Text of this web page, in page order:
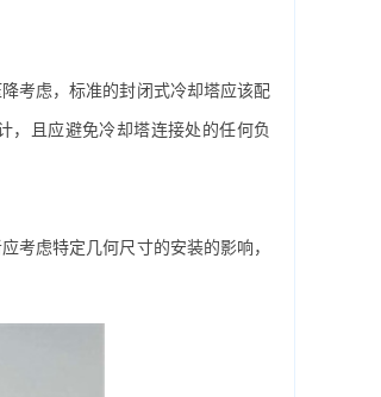
考虑，标准的封闭式冷却塔应该配
，且应避免冷却塔连接处的任何负
虑特定几何尺寸的安装的影响，